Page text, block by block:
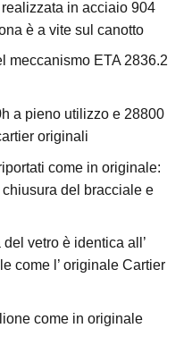
in acciaio 904
è a vite sul canotto
meccanismo ETA 2836.2
a pieno utilizzo e 28800
originali
come in originale:
del bracciale e
vetro è identica all’
come l’ originale Cartier
come in originale